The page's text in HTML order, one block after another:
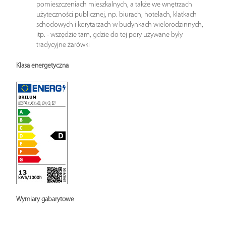
pomieszczeniach mieszkalnych, a także we wnętrzach
użyteczności publicznej, np. biurach, hotelach, klatkach
schodowych i korytarzach w budynkach wielorodzinnych,
itp. - wszędzie tam, gdzie do tej pory używane były
tradycyjne żarówki
Klasa energetyczna
Wymiary gabarytowe